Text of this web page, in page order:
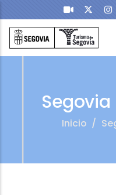
Pasar al contenido
Segovia
Inicio /